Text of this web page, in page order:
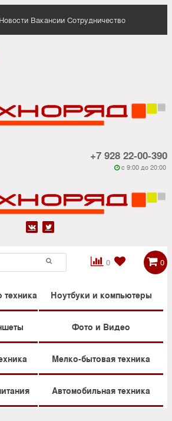
Новости Вакансии Сотрудничество
+7 928 22-00-390
 c 9:00 до 20:00
 
0

 0
Ноутбуки и компьютеры
Фото и Видео
Мелко-бытовая техника
Автомобильная техника